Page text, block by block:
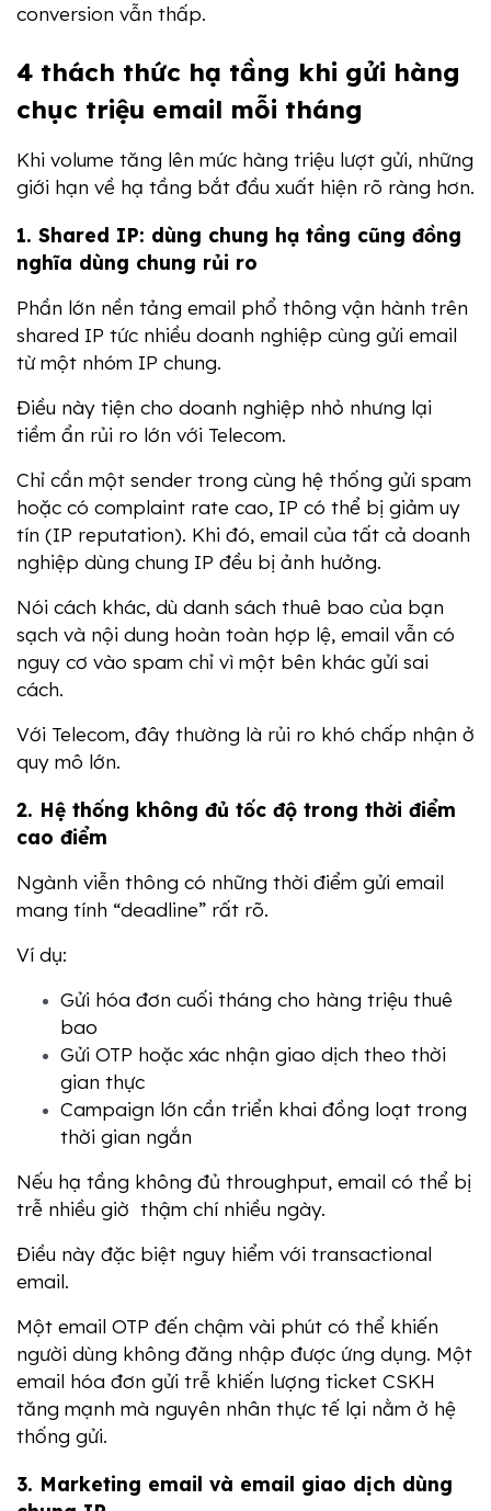
conversion vẫn thấp.
4 thách thức hạ tầng khi gửi hàng
chục triệu email mỗi tháng
Khi volume tăng lên mức hàng triệu lượt gửi, những
giới hạn về hạ tầng bắt đầu xuất hiện rõ ràng hơn.
1. Shared IP: dùng chung hạ tầng cũng đồng
nghĩa dùng chung rủi ro
Phần lớn nền tảng email phổ thông vận hành trên
shared IP tức nhiều doanh nghiệp cùng gửi email
từ một nhóm IP chung.
Điều này tiện cho doanh nghiệp nhỏ nhưng lại
tiềm ẩn rủi ro lớn với Telecom.
Chỉ cần một sender trong cùng hệ thống gửi spam
hoặc có complaint rate cao, IP có thể bị giảm uy
tín (IP reputation). Khi đó, email của tất cả doanh
nghiệp dùng chung IP đều bị ảnh hưởng.
Nói cách khác, dù danh sách thuê bao của bạn
sạch và nội dung hoàn toàn hợp lệ, email vẫn có
nguy cơ vào spam chỉ vì một bên khác gửi sai
cách.
Với Telecom, đây thường là rủi ro khó chấp nhận ở
quy mô lớn.
2. Hệ thống không đủ tốc độ trong thời điểm
cao điểm
Ngành viễn thông có những thời điểm gửi email
mang tính “deadline” rất rõ.
Ví dụ:
Gửi hóa đơn cuối tháng cho hàng triệu thuê
bao
Gửi OTP hoặc xác nhận giao dịch theo thời
gian thực
Campaign lớn cần triển khai đồng loạt trong
thời gian ngắn
Nếu hạ tầng không đủ throughput, email có thể bị
trễ nhiều giờ  thậm chí nhiều ngày.
Điều này đặc biệt nguy hiểm với transactional
email.
Một email OTP đến chậm vài phút có thể khiến
người dùng không đăng nhập được ứng dụng. Một
email hóa đơn gửi trễ khiến lượng ticket CSKH
tăng mạnh mà nguyên nhân thực tế lại nằm ở hệ
thống gửi.
3. Marketing email và email giao dịch dùng